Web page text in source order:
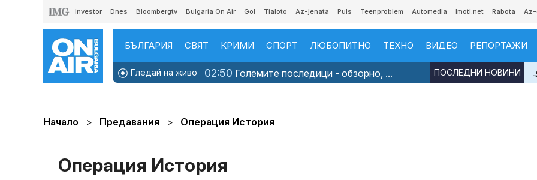
Investor Dnes Bloombergtv Bulgaria On Air Gol Tialoto Az-jenata Puls Teenproblem Automedia Imoti.net Rabota
БЪЛГАРИЯ СВЯТ КРИМИ СПОРТ ЛЮБОПИТНО ТЕХНО ВИДЕО РЕПОРТАЖИ
Гледай на живо 02:50 Големите последици - обзорно, ... ПОСЛЕДНИ НОВИНИ
Начало Предавания Операция История
Операция История